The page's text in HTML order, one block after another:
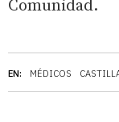
EN: MÉDICOS
Comunidad.